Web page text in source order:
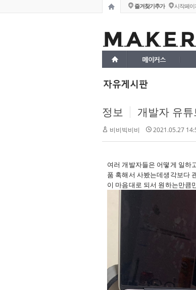
즐겨찾기추가 시작페이
메이커스
자유게시판
정보 개발자 유
비비빅비비 2021.05.27
여러 개발자들은 어떻게 일하
품 혹해서 사봤는데생각보다
이 마음대로 되서 원하는만큼